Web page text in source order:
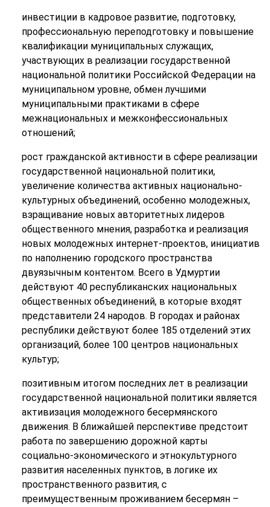
инвестиции в кадровое развитие, подготовку,
профессиональную переподготовку и повышение
квалификации муниципальных служащих,
участвующих в реализации государственной
национальной политики Российской Федерации на
муниципальном уровне, обмен лучшими
муниципальными практиками в сфере
межнациональных и межконфессиональных
отношений;
рост гражданской активности в сфере реализации
государственной национальной политики,
увеличение количества активных национально-
культурных объединений, особенно молодежных,
взращивание новых авторитетных лидеров
общественного мнения, разработка и реализация
новых молодежных интернет-проектов, инициатив
по наполнению городского пространства
двуязычным контентом. Всего в Удмуртии
действуют 40 республиканских национальных
общественных объединений, в которые входят
представители 24 народов. В городах и районах
республики действуют более 185 отделений этих
организаций, более 100 центров национальных
культур;
позитивным итогом последних лет в реализации
государственной национальной политики является
активизация молодежного бесермянского
движения. В ближайшей перспективе предстоит
работа по завершению дорожной карты
социально-экономического и этнокультурного
развития населенных пунктов, в логике их
пространственного развития, с
преимущественным проживанием бесермян –